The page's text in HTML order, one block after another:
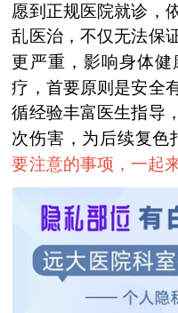
愿到正规医院就诊，
乱医治，不仅无法保
更严重，影响身体
疗，首要原则是安全
循经验丰富医生指导
次伤害，为后续复色
要注意的事项，一起